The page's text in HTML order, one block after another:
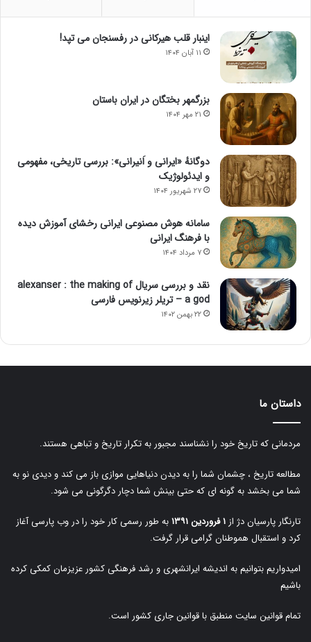
اینبار قلب هیرکانی در رفسنجان می تپد!
۱۱ آبان ۱۴۰۴
بزرگمهر بختگان در ایران باستان
۲۱ مهر ۱۴۰۴
دوگانهٔ «ایرانی و اَنیرانی»: بررسی تاریخی، مفهومی
و ایدئولوژیک
۲۷ شهریور ۱۴۰۴
سامانه هوش مصنوعی ایرانی رخشای آموزش دیده
با فرهنگ ایرانی
۷ مرداد ۱۴۰۴
نقد و بررسی سریال alexanser : the making of
a god – تریلر زیرنویس فارسی
۲۲ بهمن ۱۴۰۲
داستان ما
مردمانی که تاریخ خود را نشناسند مجبور به تکرار تاریخ و تباهی هستند.
مطالعه تاریخ ، چشمان شما را به دیدن دنیاهایی موازی باز می کند و دیدی نو به
شما می بخشد به گونه ای که حتی بینش شما دچار دگرگونی می شود.
تارنگار پارسیان دژ از ۱ فروردین ۱۳۹۱
به طور رسمی کار خود را در وب پارسی آغاز
کرد و استقبال هموطنان گرامی قرار گرفت.
امیدواریم بتوانیم به اندیشه ایرانشهری و رشد فرهنگی کشور عزیزمان کمکی کرده
باشیم
تمام قوانین سایت منطبق با قوانین جاری کشور است.